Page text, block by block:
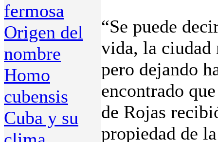
fermosa
Origen del
nombre
Homo
cubensis
Cuba y su
“Se puede
vida, la ciudad
pero dejando
encontrado
de Rojas
propiedad de